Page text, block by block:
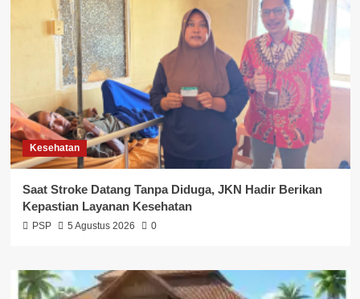
Kesehatan
Saat Stroke Datang Tanpa Diduga, JKN Hadir Berikan
Kepastian Layanan Kesehatan
PSP 5 Agustus 2026 0